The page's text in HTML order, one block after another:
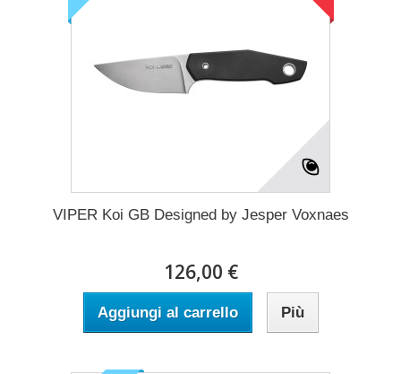
VIPER Koi GB Designed by Jesper Voxnaes
126,00 €
Aggiungi al carrello Più